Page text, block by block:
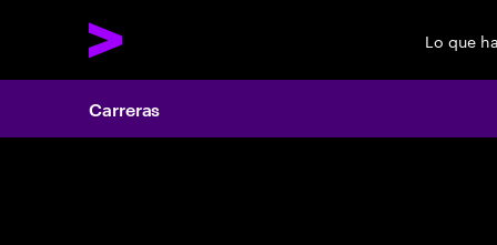
Lo que
Carreras